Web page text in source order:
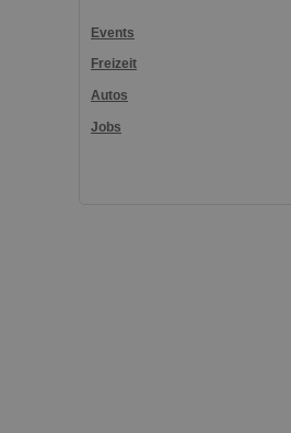
Events
Freizeit
Autos
Jobs